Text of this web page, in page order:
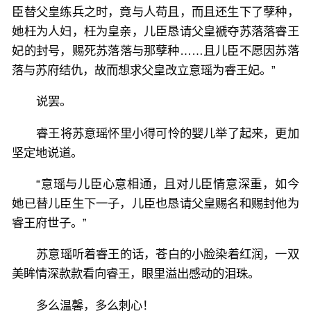
臣替父皇练兵之时，竟与人苟且，而且还生下了孽种，
她枉为人妇，枉为皇亲，儿臣恳请父皇褫夺苏落落睿王
妃的封号，赐死苏落落与那孽种……且儿臣不愿因苏落
落与苏府结仇，故而想求父皇改立意瑶为睿王妃。”
说罢。
睿王将苏意瑶怀里小得可怜的婴儿举了起来，更加
坚定地说道。
“意瑶与儿臣心意相通，且对儿臣情意深重，如今
她已替儿臣生下一子，儿臣也恳请父皇赐名和赐封他为
睿王府世子。”
苏意瑶听着睿王的话，苍白的小脸染着红润，一双
美眸情深款款看向睿王，眼里溢出感动的泪珠。
多么温馨，多么刺心！